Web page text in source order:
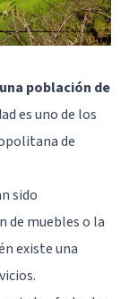
población de
es uno de los
de
sido
de muebles o la
existe una